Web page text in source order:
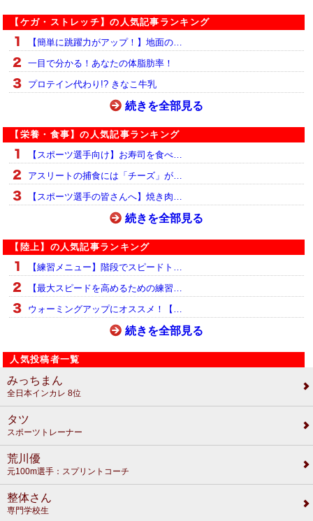
【ケガ・ストレッチ】の人気記事ランキング
【簡単に跳躍力がアップ！】地面の…
一目で分かる！あなたの体脂肪率！
プロテイン代わり!? きなこ牛乳
続きを全部見る
【栄養・食事】の人気記事ランキング
【スポーツ選手向け】お寿司を食べ…
アスリートの捕食には「チーズ」が…
【スポーツ選手の皆さんへ】焼き肉…
続きを全部見る
【陸上】の人気記事ランキング
【練習メニュー】階段でスピードト…
【最大スピードを高めるための練習…
ウォーミングアップにオススメ！【…
続きを全部見る
人気投稿者一覧
みっちまん
全日本インカレ 8位
タツ
スポーツトレーナー
荒川優
元100m選手：スプリントコーチ
整体さん
専門学校生